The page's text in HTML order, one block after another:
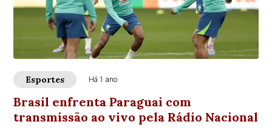
Esportes Há 1 ano
Brasil enfrenta Paraguai com
transmissão ao vivo pela Rádio Nacional